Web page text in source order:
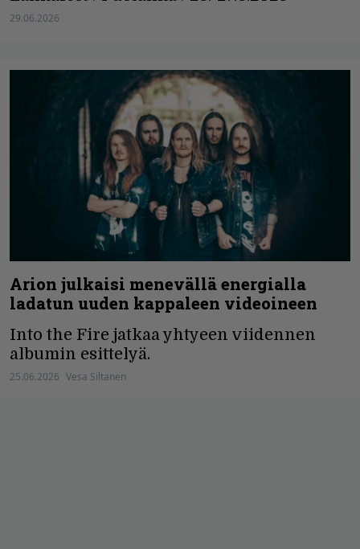
29.06.2026
Arion julkaisi menevällä energialla
ladatun uuden kappaleen videoineen
Into the Fire jatkaa yhtyeen viidennen
albumin esittelyä.
25.06.2026 Vesa Siltanen